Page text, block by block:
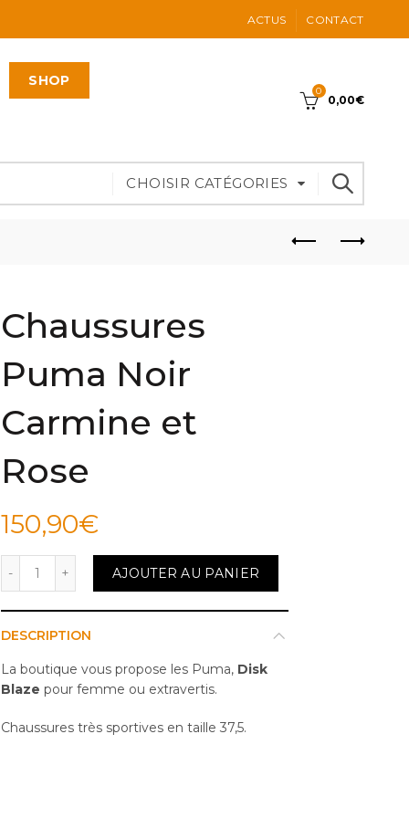
ACTUS CONTACT
SHOP
0
0,00€
CHOISIR CATÉGORIES
Chaussures
Puma Noir
Carmine et
Rose
150,90€
quantité de Chaussures Puma Noir Carmine et Rose
AJOUTER AU PANIER
DESCRIPTION
La boutique vous propose les Puma, Disk
Blaze pour femme ou extravertis.
Chaussures très sportives en taille 37,5.